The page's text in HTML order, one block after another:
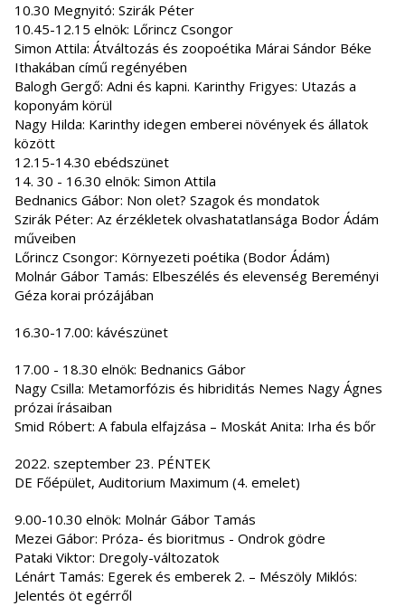
10.30 Megnyitó: Szirák Péter
10.45-12.15 elnök: Lőrincz Csongor
Simon Attila: Átváltozás és zoopoétika Márai Sándor Béke
Ithakában című regényében
Balogh Gergő: Adni és kapni. Karinthy Frigyes: Utazás a
koponyám körül
Nagy Hilda: Karinthy idegen emberei növények és állatok
között
12.15-14.30 ebédszünet
14. 30 - 16.30 elnök: Simon Attila
Bednanics Gábor: Non olet? Szagok és mondatok
Szirák Péter: Az érzékletek olvashatatlansága Bodor Ádám
műveiben
Lőrincz Csongor: Környezeti poétika (Bodor Ádám)
Molnár Gábor Tamás: Elbeszélés és elevenség Bereményi
Géza korai prózájában
16.30-17.00: kávészünet
17.00 - 18.30 elnök: Bednanics Gábor
Nagy Csilla: Metamorfózis és hibriditás Nemes Nagy Ágnes
prózai írásaiban
Smid Róbert: A fabula elfajzása – Moskát Anita: Irha és bőr
2022. szeptember 23. PÉNTEK
DE Főépület, Auditorium Maximum (4. emelet)
9.00-10.30 elnök: Molnár Gábor Tamás
Mezei Gábor: Próza- és bioritmus - Ondrok gödre
Pataki Viktor: Dregoly-változatok
Lénárt Tamás: Egerek és emberek 2. – Mészöly Miklós:
Jelentés öt egérről